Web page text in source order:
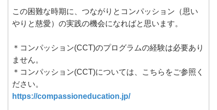
この困難な時期に、つながりとコンパッション（思い
やりと慈愛）の実践の機会になればと思います。
＊コンパッション(CCT)のプログラムの経験は必要あり
ません。
＊コンパッション(CCT)については、こちらをご参照く
ださい。
https://compassioneducation.jp/